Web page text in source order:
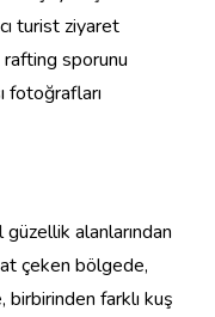
turist ziyaret
sporunu
fotoğrafları
alanlarından
çeken bölgede,
farklı kuş